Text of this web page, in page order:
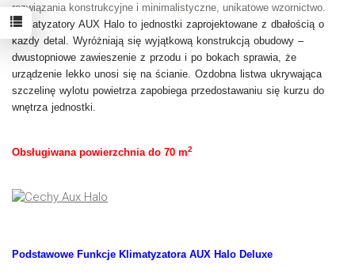
rozwiązania konstrukcyjne i minimalistyczne, unikatowe wzornictwo.
Klimatyzatory AUX Halo to jednostki zaprojektowane z dbałością o
każdy detal. Wyróżniają się wyjątkową konstrukcją obudowy –
dwustopniowe zawieszenie z przodu i po bokach sprawia, że
urządzenie lekko unosi się na ścianie. Ozdobna listwa ukrywająca
szczelinę wylotu powietrza zapobiega przedostawaniu się kurzu do
wnętrza jednostki.
Obsługiwana powierzchnia do 70 m2
Podstawowe Funkcje Klimatyzatora AUX Halo Deluxe